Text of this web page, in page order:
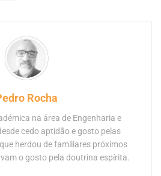
Rocha
na área de Engenharia e
cedo aptidão e gosto pelas
herdou de familiares próximos
o gosto pela doutrina espírita.